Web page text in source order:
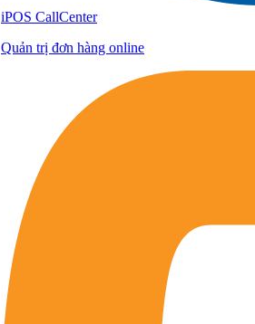
iPOS CallCenter
Quản trị đơn hàng online